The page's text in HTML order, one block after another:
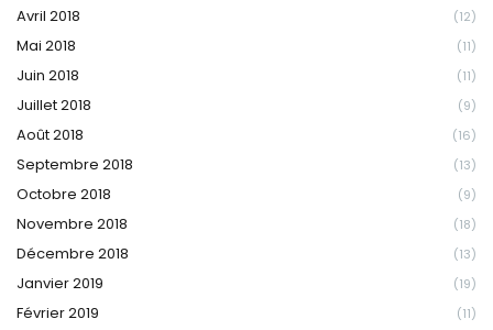
Avril 2018 (12)
Mai 2018 (11)
Juin 2018 (11)
Juillet 2018 (9)
Août 2018 (16)
Septembre 2018 (13)
Octobre 2018 (9)
Novembre 2018 (18)
Décembre 2018 (13)
Janvier 2019 (19)
Février 2019 (11)